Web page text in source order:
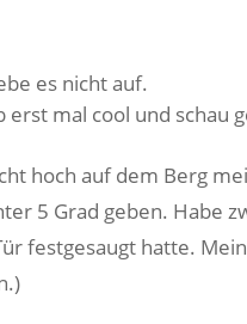
es nicht auf.
mal cool und schau
hoch auf dem Berg
5 Grad geben. Habe
festgesaugt hatte.